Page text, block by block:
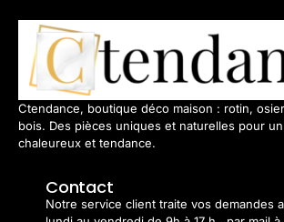
Ctendance, boutique déco maison : rotin,
bois. Des pièces uniques et naturelles pour
chaleureux et tendance.
Contact
Notre service client traite vos demandes